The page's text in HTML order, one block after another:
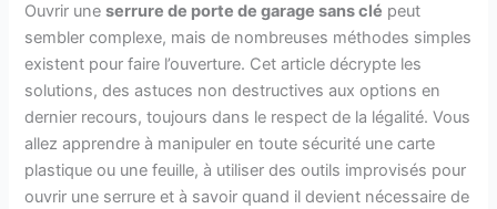
Ouvrir uneserrure de porte de garage sans clé peut
sembler complexe, mais de nombreuses méthodes simples
existent pour faire l’ouverture. Cet article décrypte les
solutions, des astuces non destructives aux options en
dernier recours, toujours dans le respect de la légalité. Vous
allez apprendre à manipuler en toute sécurité une carte
plastique ou une feuille, à utiliser des outils improvisés pour
ouvrir une serrure et à savoir quand il devient nécessaire de